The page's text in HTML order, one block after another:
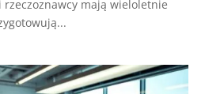
rzeczoznawcy mają wieloletnie